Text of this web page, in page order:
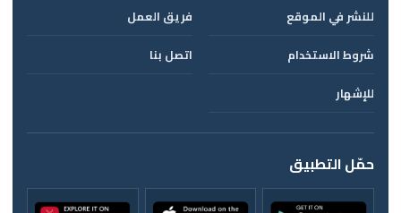
للنشر في الموقع
فريق العمل
شروط الاستخدام
اتصل بنا
للإشهار
حمّل التطبيق